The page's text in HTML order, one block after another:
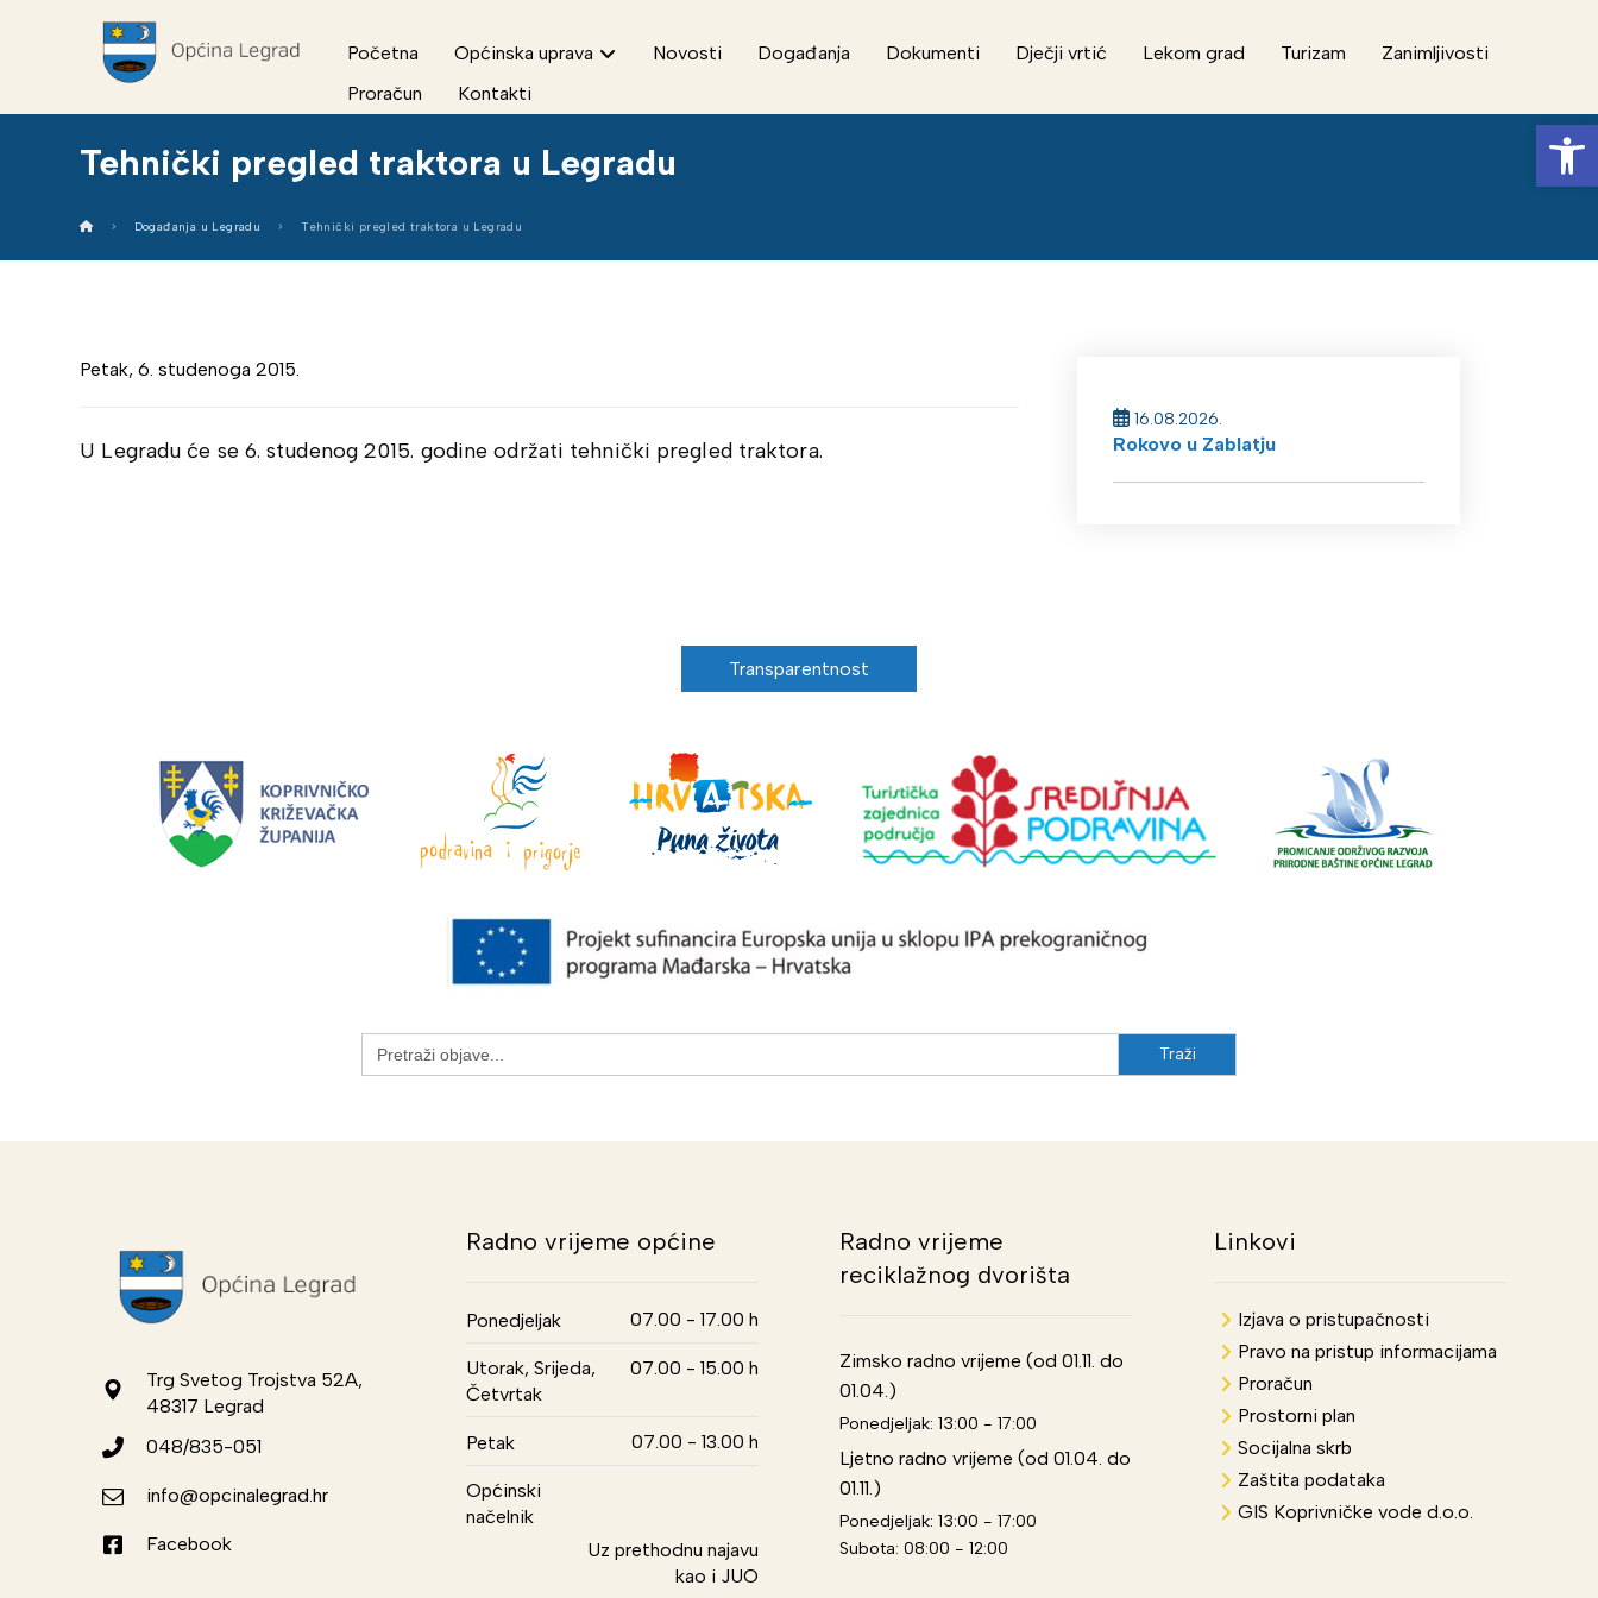
Početna Općinska uprava Novosti Događanja Dokumenti Dječji vrtić Lekom grad Turizam
Zanimljivosti
Proračun
Kontakti
Tehnički pregled traktora u Legradu
Događanja u Legradu Tehnički pregled traktora u Legradu
Petak, 6. studenoga 2015.
U Legradu će se 6. studenog 2015. godine održati tehnički pregled traktora.
16.08.2026.
Rokovo u Zablatju
Transparentnost
Search
for:
Trg Svetog Trojstva 52A,
48317 Legrad
048/835-051
info@opcinalegrad.hr
Facebook
Radno vrijeme općine
Ponedjeljak 07.00 - 17.00 h
Utorak, Srijeda,
Četvrtak
07.00 - 15.00 h
Petak 07.00 - 13.00 h
Općinski
načelnik
Uz prethodnu najavu
kao i JUO
Radno vrijeme
reciklažnog dvorišta
Zimsko radno vrijeme (od 01.11. do
01.04.)
Ponedjeljak: 13:00 - 17:00
Ljetno radno vrijeme (od 01.04. do
01.11.)
Ponedjeljak: 13:00 - 17:00
Subota: 08:00 - 12:00
Linkovi
Izjava o pristupačnosti
Pravo na pristup informacijama
Proračun
Prostorni plan
Socijalna skrb
Zaštita podataka
GIS Koprivničke vode d.o.o.